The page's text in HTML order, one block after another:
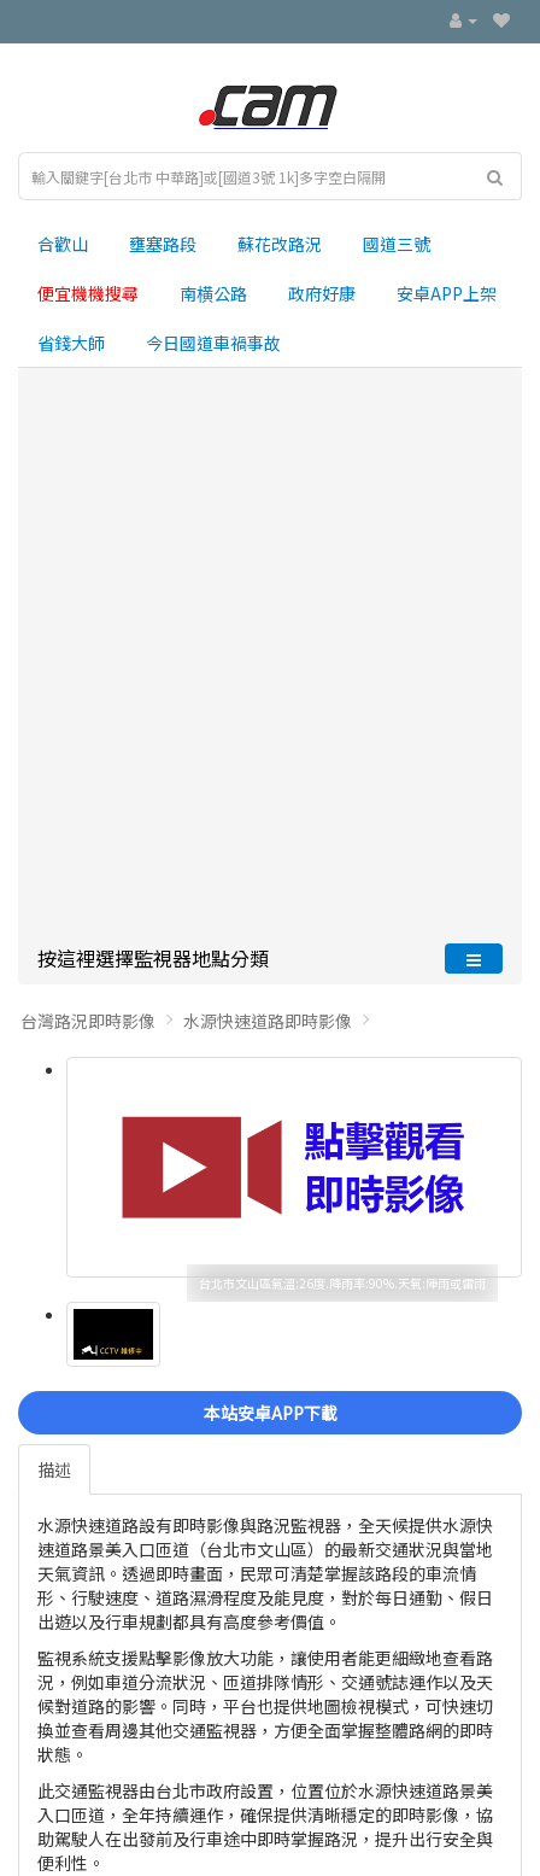
合歡山 壅塞路段 蘇花改路況 國道三號
便宜機機搜尋 南横公路 政府好康 安卓APP上架
省錢大師 今日國道車禍事故
按這裡選擇監視器地點分類
台灣路況即時影像 水源快速道路即時影像
台北市文山區氣溫:26度.降雨率:90%.天氣:陣雨或雷雨
本站安卓APP下載
描述
水源快速道路設有即時影像與路況監視器，全天候提供水源快
速道路景美入口匝道（台北市文山區）的最新交通狀況與當地
天氣資訊。透過即時畫面，民眾可清楚掌握該路段的車流情
形、行駛速度、道路濕滑程度及能見度，對於每日通勤、假日
出遊以及行車規劃都具有高度參考價值。
監視系統支援點擊影像放大功能，讓使用者能更細緻地查看路
況，例如車道分流狀況、匝道排隊情形、交通號誌運作以及天
候對道路的影響。同時，平台也提供地圖檢視模式，可快速切
換並查看周邊其他交通監視器，方便全面掌握整體路網的即時
狀態。
此交通監視器由台北市政府設置，位置位於水源快速道路景美
入口匝道，全年持續運作，確保提供清晰穩定的即時影像，協
助駕駛人在出發前及行車途中即時掌握路況，提升出行安全與
便利性。